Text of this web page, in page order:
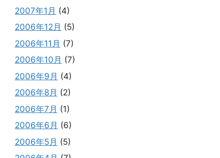
2007年1月 (4)
2006年12月 (5)
2006年11月 (7)
2006年10月 (7)
2006年9月 (4)
2006年8月 (2)
2006年7月 (1)
2006年6月 (6)
2006年5月 (5)